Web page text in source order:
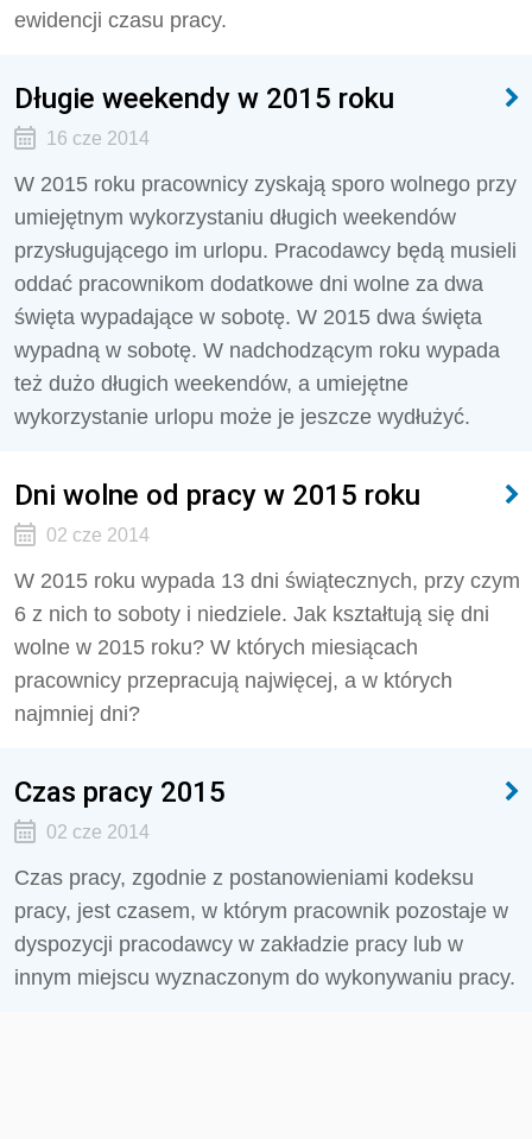
ewidencji czasu pracy.
Długie weekendy w 2015 roku
16 cze 2014
W 2015 roku pracownicy zyskają sporo wolnego przy
umiejętnym wykorzystaniu długich weekendów
przysługującego im urlopu. Pracodawcy będą musieli
oddać pracownikom dodatkowe dni wolne za dwa
święta wypadające w sobotę. W 2015 dwa święta
wypadną w sobotę. W nadchodzącym roku wypada
też dużo długich weekendów, a umiejętne
wykorzystanie urlopu może je jeszcze wydłużyć.
Dni wolne od pracy w 2015 roku
02 cze 2014
W 2015 roku wypada 13 dni świątecznych, przy czym
6 z nich to soboty i niedziele. Jak kształtują się dni
wolne w 2015 roku? W których miesiącach
pracownicy przepracują najwięcej, a w których
najmniej dni?
Czas pracy 2015
02 cze 2014
Czas pracy, zgodnie z postanowieniami kodeksu
pracy, jest czasem, w którym pracownik pozostaje w
dyspozycji pracodawcy w zakładzie pracy lub w
innym miejscu wyznaczonym do wykonywaniu pracy.